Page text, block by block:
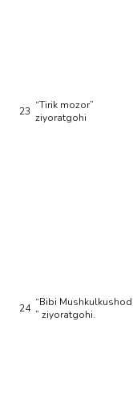
23 “Tirik mozor”
ziyoratgohi
24 “Bibi Mushkulkushod
” ziyoratgohi.